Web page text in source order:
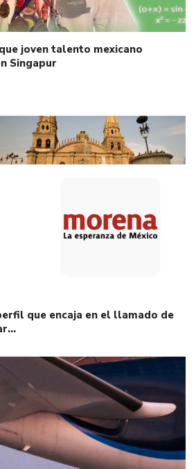
joven talento mexicano
Singapur
que encaja en el llamado de